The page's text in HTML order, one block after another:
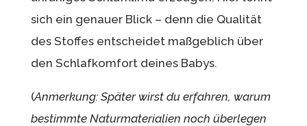
sich ein genauer Blick – denn die Qualität
des Stoffes entscheidet maßgeblich über
den Schlafkomfort deines Babys.
(Anmerkung: Später wirst du erfahren, warum
bestimmte Naturmaterialien noch überlegen